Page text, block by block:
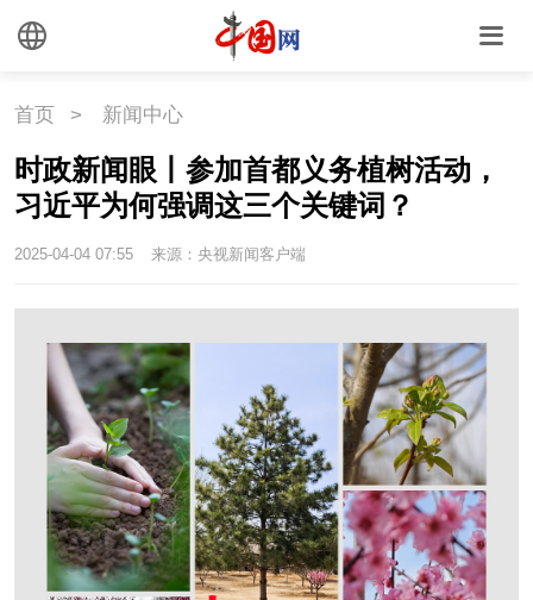
首页 > 新闻中心
时政新闻眼丨参加首都义务植树活动，
习近平为何强调这三个关键词？
2025-04-04 07:55 来源：央视新闻客户端